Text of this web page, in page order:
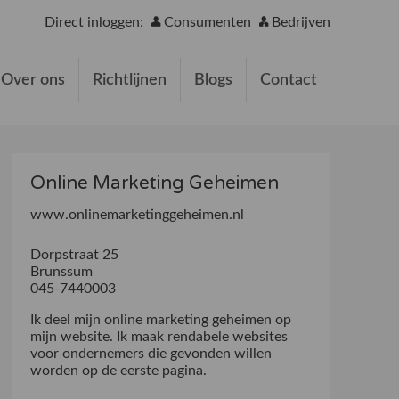
Direct inloggen: Consumenten Bedrijven
Over ons Richtlijnen Blogs Contact
Online Marketing Geheimen
www.onlinemarketinggeheimen.nl
Dorpstraat 25
Brunssum
045-7440003
Ik deel mijn online marketing geheimen op
mijn website. Ik maak rendabele websites
voor ondernemers die gevonden willen
worden op de eerste pagina.